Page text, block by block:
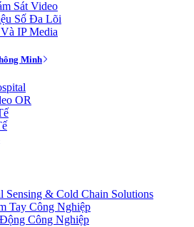
Sát Video
Số Đa Lõi
IP Media
Minh
OR
Sensing & Cold Chain Solutions
Tay Công Nghiệp
Công Nghiệp